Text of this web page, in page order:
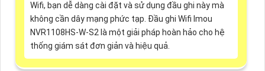
Wifi, bạn dễ dàng cài đặt và sử dụng đầu ghi này mà
không cần dây mạng phức tạp. Đầu ghi Wifi Imou
NVR1108HS-W-S2 là một giải pháp hoàn hảo cho hệ
thống giám sát đơn giản và hiệu quả.